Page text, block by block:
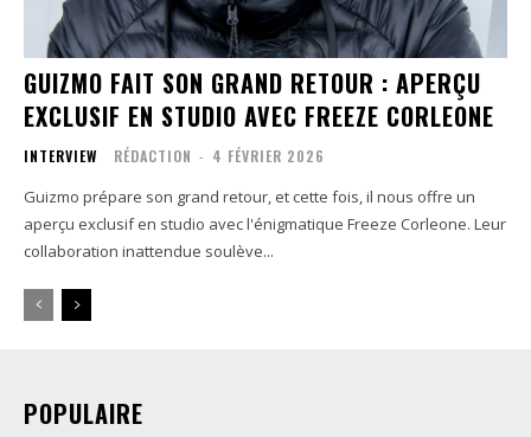
GUIZMO FAIT SON GRAND RETOUR : APERÇU
EXCLUSIF EN STUDIO AVEC FREEZE CORLEONE
INTERVIEW RÉDACTION - 4 FÉVRIER 2026
Guizmo prépare son grand retour, et cette fois, il nous offre un
aperçu exclusif en studio avec l'énigmatique Freeze Corleone. Leur
collaboration inattendue soulève...
POPULAIRE